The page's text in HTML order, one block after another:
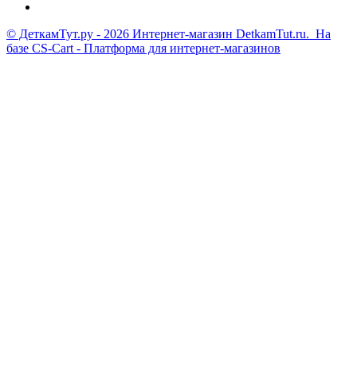
© ДеткамТут.ру - 2026 Интернет-магазин DetkamTut.ru. На
базе CS-Cart - Платформа для интернет-магазинов